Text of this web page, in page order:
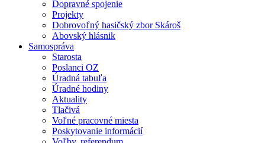
Dopravné spojenie
Projekty
Dobrovoľný hasičský zbor Skároš
Abovský hlásnik
Samospráva
Starosta
Poslanci OZ
Úradná tabuľa
Úradné hodiny
Aktuality
Tlačivá
Voľné pracovné miesta
Poskytovanie informácií